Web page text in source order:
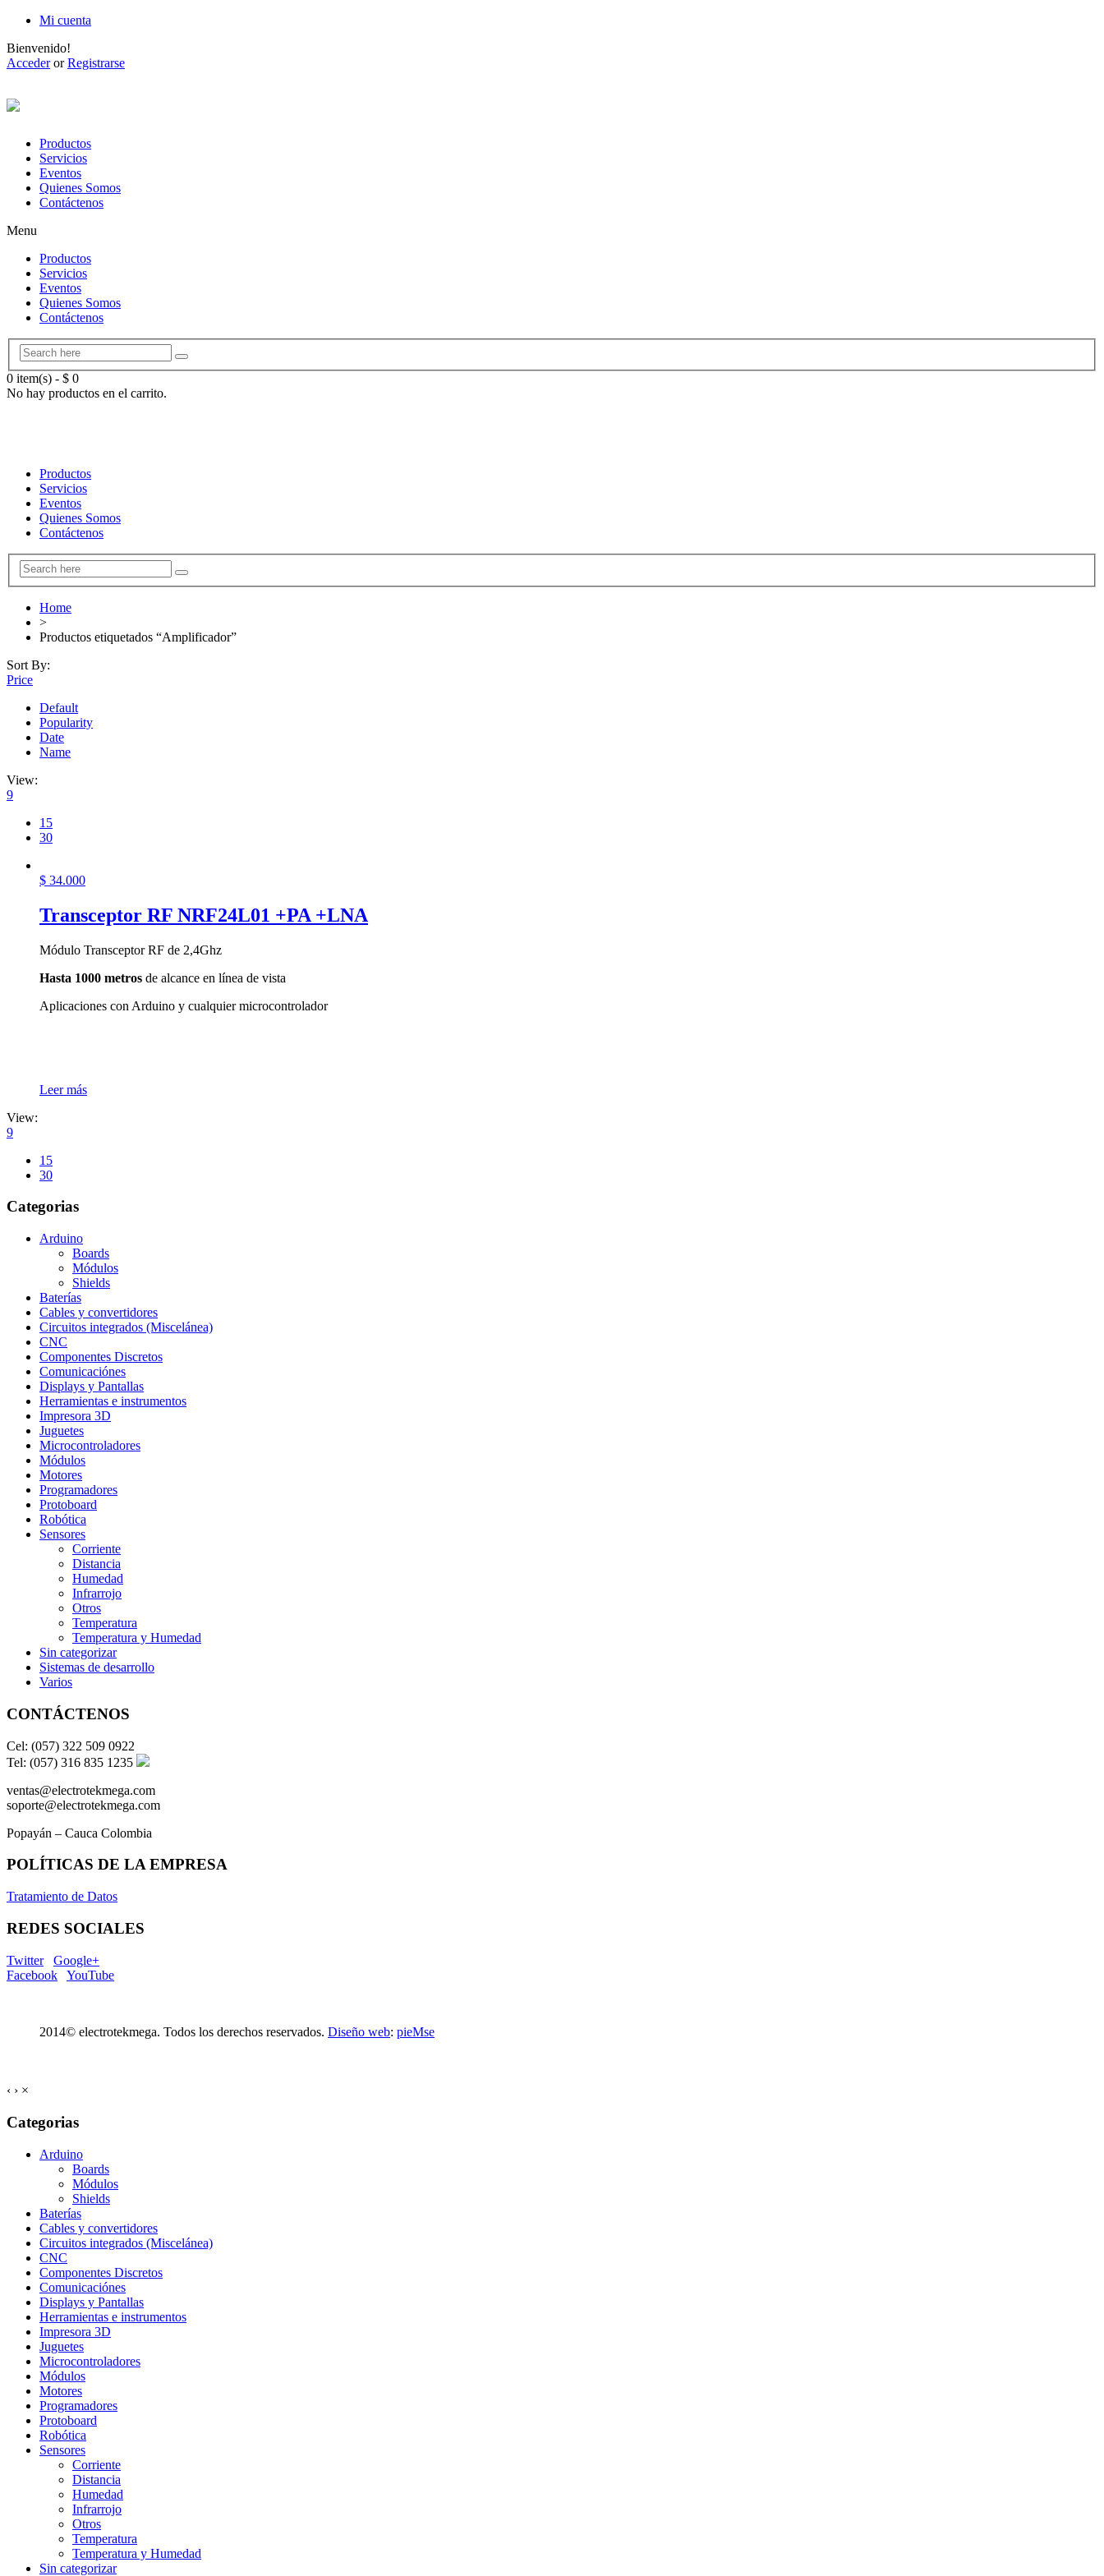
Mi cuenta
Bienvenido!
AccederorRegistrarse
Productos
Servicios
Eventos
Quienes Somos
Contáctenos
Menu
Productos
Servicios
Eventos
Quienes Somos
Contáctenos
0 item(s) - $ 0
No hay productos en el carrito.
Productos
Servicios
Eventos
Quienes Somos
Contáctenos
Home
>
Productos etiquetados “Amplificador”
Sort By:
Price
Default
Popularity
Date
Name
View:
9
15
30
$ 34.000
Transceptor RF NRF24L01 +PA +LNA
Módulo Transceptor RF de 2,4Ghz
Hasta 1000 metros de alcance en línea de vista
Aplicaciones con Arduino y cualquier microcontrolador
Leer más
View:
9
15
30
Categorias
Arduino
Boards
Módulos
Shields
Baterías
Cables y convertidores
Circuitos integrados (Miscelánea)
CNC
Componentes Discretos
Comunicaciónes
Displays y Pantallas
Herramientas e instrumentos
Impresora 3D
Juguetes
Microcontroladores
Módulos
Motores
Programadores
Protoboard
Robótica
Sensores
Corriente
Distancia
Humedad
Infrarrojo
Otros
Temperatura
Temperatura y Humedad
Sin categorizar
Sistemas de desarrollo
Varios
CONTÁCTENOS
Cel: (057) 322 509 0922
Tel: (057) 316 835 1235
ventas@electrotekmega.com
soporte@electrotekmega.com
Popayán – Cauca Colombia
POLÍTICAS DE LA EMPRESA
Tratamiento de Datos
REDES SOCIALES
Twitter
Google+
Facebook
YouTube
2014© electrotekmega. Todos los derechos reservados. Diseño web: pieMse
‹ › ×
Categorias
Arduino
Boards
Módulos
Shields
Baterías
Cables y convertidores
Circuitos integrados (Miscelánea)
CNC
Componentes Discretos
Comunicaciónes
Displays y Pantallas
Herramientas e instrumentos
Impresora 3D
Juguetes
Microcontroladores
Módulos
Motores
Programadores
Protoboard
Robótica
Sensores
Corriente
Distancia
Humedad
Infrarrojo
Otros
Temperatura
Temperatura y Humedad
Sin categorizar